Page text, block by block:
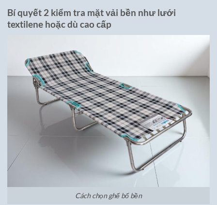
Bí quyết 2 kiểm tra mặt vải bền như lưới
textilene hoặc dù cao cấp
Cách chọn ghế bố bền